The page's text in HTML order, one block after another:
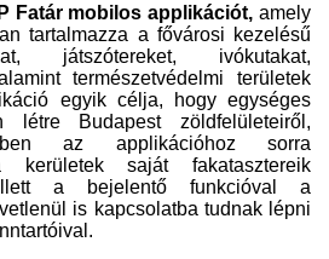
Fatár mobilos applikációt, amely
tartalmazza a fővárosi kezelésű
játszótereket, ivókutakat,
természetvédelmi területek
egyik célja, hogy egységes
létre Budapest zöldfelületeiről,
az applikációhoz sorra
kerületek saját fakatasztereik
a bejelentő funkcióval a
is kapcsolatba tudnak lépni